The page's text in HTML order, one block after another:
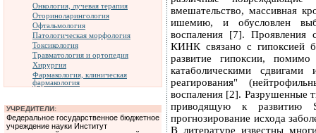
Онкология, лучевая терапия
Оториноларингология
Офтальмология
Патологическая морфология
Токсикология
Травматология и ортопедия
Хирургия
Фармакология, клиническая
фармакология
УЧРЕДИТЕЛИ:
Федеральное государственное бюджетное
учреждение науки Институт
вмешательство, массивная
ишемию, и обусловлен
воспаления [7]. Проявления
КИНК связано с гипоксией
развитие гипоксии,
катаболическими
реагирования"
воспаления [2]. Разрушенные
приводящую к развитию
прогнозирование исхода
В литературе известны